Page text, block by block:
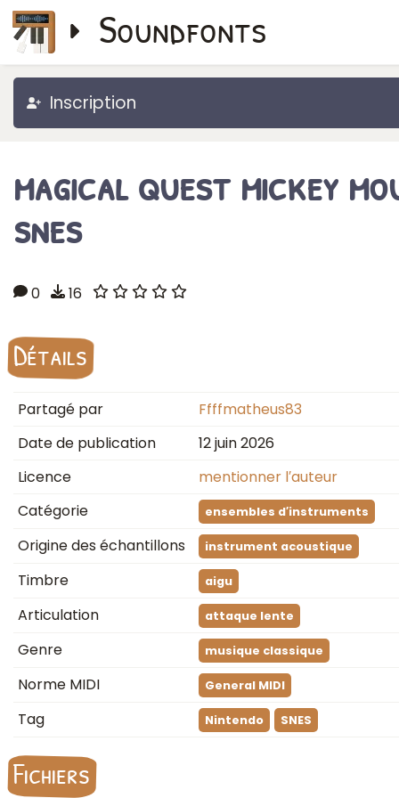
Soundfonts
Inscription
magical quest mickey
snes
0 16
Détails
Partagé par
Ffffmatheus83
Date de publication
12 juin 2026
Licence
mentionner l′auteur
Catégorie
ensembles d′instruments
Origine des échantillons instrument acoustique
Timbre aigu
Articulation attaque lente
Genre musique classique
Norme MIDI General MIDI
Tag Nintendo SNES
Fichiers